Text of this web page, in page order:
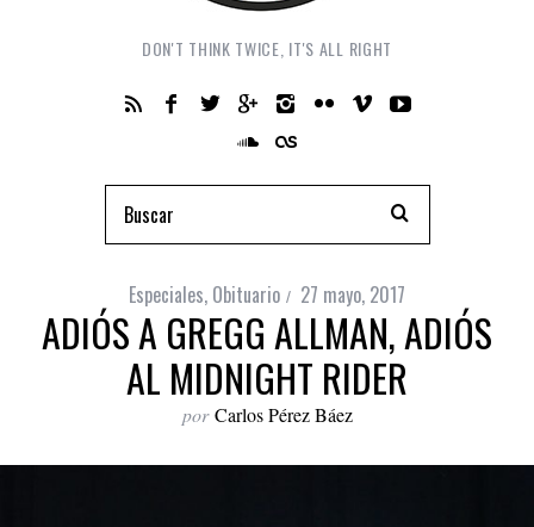
DON'T THINK TWICE, IT'S ALL RIGHT
Especiales, Obituario 27 mayo, 2017
ADIÓS A GREGG ALLMAN, ADIÓS
AL MIDNIGHT RIDER
por Carlos Pérez Báez